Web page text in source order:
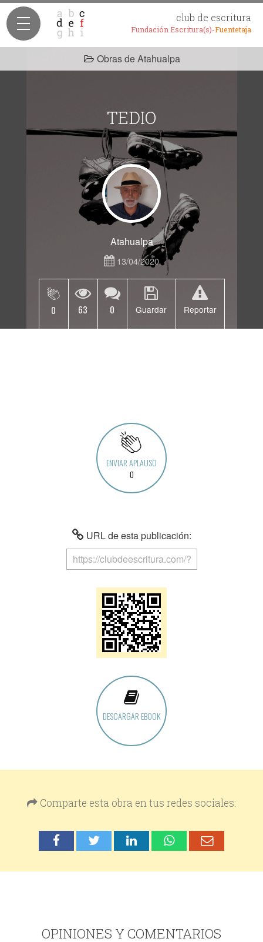
club de escritura
Fundación Escritura(s)-Fuentetaja
Obras de Atahualpa
TEDIO
Atahualpa
13/04/2020
0 63 0 Guardar Reportar
ENVIAR APLAUSO
0
URL de esta publicación:
DESCARGAR EBOOK
Comparte esta obra en tus redes sociales:
OPINIONES Y COMENTARIOS